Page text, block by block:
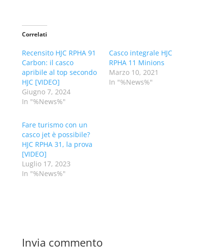
Correlati
Recensito HJC RPHA 91
Carbon: il casco
apribile al top secondo
HJC [VIDEO]
Giugno 7, 2024
In "%News%"
Casco integrale HJC
RPHA 11 Minions
Marzo 10, 2021
In "%News%"
Fare turismo con un
casco jet è possibile?
HJC RPHA 31, la prova
[VIDEO]
Luglio 17, 2023
In "%News%"
Invia commento